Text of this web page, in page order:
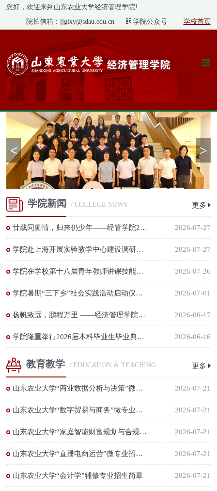
您好，欢迎来到山东农业大学经济管理学院!
院长信箱：jjglxy@sdau.edu.cn
学院公众号 学校首页
< >
学院新闻 / COLLEGE NEWS 更多
廿载同窗情，归来仍少年——经管学院2002级工商管理专业校友返校活动圆满举行 2026-07-27
学院赴上海开展实验教学中心建设调研交流 2026-07-27
学院在学校第十八届青年教师讲课技能比赛再创佳绩 2026-07-26
学院暑期“三下乡”社会实践活动启动仪式圆满举行 2026-07-01
扬帆致远，鹏程万里 ——经济管理学院2026届研究生毕业典礼暨学位授予仪式隆重举行 2026-06-17
学院隆重举行2026届本科毕业生毕业典礼暨学位授予仪式 2026-06-16
教育教学 / EDUCATION & TEACHING 更多
山东农业大学“商业数据分析与决策”微专业招生简章 2026-07-21
山东农业大学“数字贸易与商务”微专业招生简章 2026-07-21
山东农业大学“家庭智能财富规划与合规”微专业招生简章 2026-07-21
山东农业大学“直播电商运营”微专业招生简章 2026-07-21
山东农业大学“会计学”辅修专业招生简章 2026-07-21